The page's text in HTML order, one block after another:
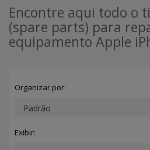
Encontre aqui todo o
(spare parts) para
equipamento Apple
Organizar por:
Exibir: